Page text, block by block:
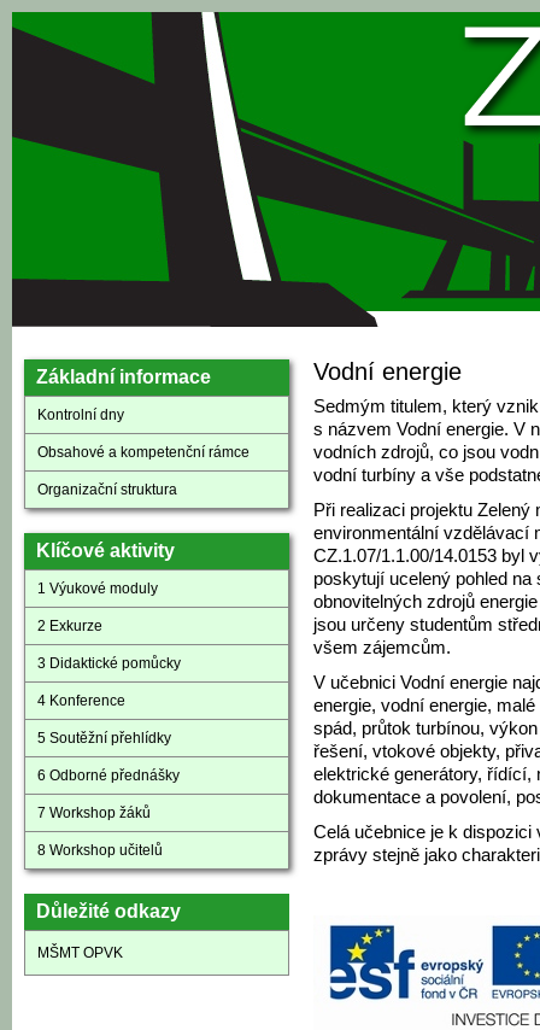
Přejít k hlavnímu obsahu
Základní informace
Kontrolní dny
Obsahové a kompetenční rámce
Organizační struktura
Klíčové aktivity
1 Výukové moduly
2 Exkurze
3 Didaktické pomůcky
4 Konference
5 Soutěžní přehlídky
6 Odborné přednášky
7 Workshop žáků
8 Workshop učitelů
Důležité odkazy
MŠMT OPVK
Vodní energie
Sedmým titulem, který
s názvem Vodní energie. V
vodních zdrojů, co jsou
vodní turbíny a vše
Při realizaci projektu
environmentální vzdělávací
CZ.1.07/1.1.00/14.0153 byl
poskytují ucelený pohled
obnovitelných zdrojů
jsou určeny studentům
všem zájemcům.
V učebnici Vodní energie
energie, vodní energie,
spád, průtok turbínou,
řešení, vtokové objekty,
elektrické generátory,
dokumentace a povolení,
Celá učebnice je k dispozici
zprávy stejně jako